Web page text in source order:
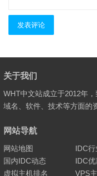
关于我们
WHT中文站成立于2012年
域名、软件、技术等方面的
网站导航
网站地图 IDC
国内IDC动态
IDC优
虚拟主机排名
VPS